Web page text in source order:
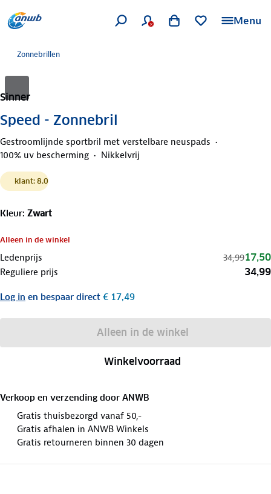
Menu
Zonnebrillen
Sinner
Speed - Zonnebril
Gestroomlijnde sportbril met verstelbare neuspads
100% uv bescherming
Nikkelvrij
klant: 8.0
Kleur: Zwart
Alleen in de winkel
Ledenprijs 34,9917,50
Reguliere prijs 34,99
Log in en bespaar direct € 17,49
Alleen in de winkel
Winkelvoorraad
Verkoop en verzending door ANWB
Gratis thuisbezorgd vanaf 50,-
Gratis afhalen in ANWB Winkels
Gratis retourneren binnen 30 dagen